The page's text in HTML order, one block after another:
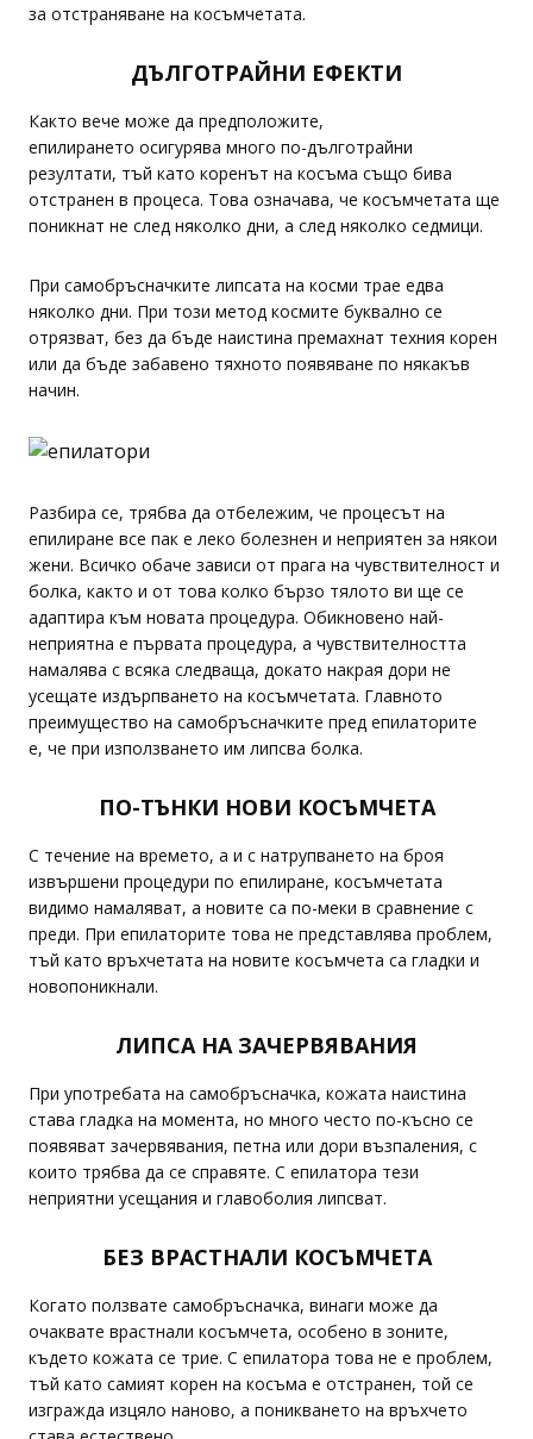
за отстраняване на косъмчетата.
ДЪЛГОТРАЙНИ ЕФЕКТИ
Както вече може да предположите,
епилирането осигурява много по-дълготрайни
резултати, тъй като коренът на косъма също бива
отстранен в процеса. Това означава, че косъмчетата ще
поникнат не след няколко дни, а след няколко седмици.
При самобръсначките липсата на косми трае едва
няколко дни. При този метод космите буквално се
отрязват, без да бъде наистина премахнат техния корен
или да бъде забавено тяхното появяване по някакъв
начин.
Разбира се, трябва да отбележим, че процесът на
епилиране все пак е леко болезнен и неприятен за някои
жени. Всичко обаче зависи от прага на чувствителност и
болка, както и от това колко бързо тялото ви ще се
адаптира към новата процедура. Обикновено най-
неприятна е първата процедура, а чувствителността
намалява с всяка следваща, докато накрая дори не
усещате издърпването на косъмчетата. Главното
преимущество на самобръсначките пред епилаторите
е, че при използването им липсва болка.
ПО-ТЪНКИ НОВИ КОСЪМЧЕТА
С течение на времето, а и с натрупването на броя
извършени процедури по епилиране, косъмчетата
видимо намаляват, а новите са по-меки в сравнение с
преди. При епилаторите това не представлява проблем,
тъй като връхчетата на новите косъмчета са гладки и
новопоникнали.
ЛИПСА НА ЗАЧЕРВЯВАНИЯ
При употребата на самобръсначка, кожата наистина
става гладка на момента, но много често по-късно се
появяват зачервявания, петна или дори възпаления, с
които трябва да се справяте. С епилатора тези
неприятни усещания и главоболия липсват.
БЕЗ ВРАСТНАЛИ КОСЪМЧЕТА
Когато ползвате самобръсначка, винаги може да
очаквате врастнали косъмчета, особено в зоните,
където кожата се трие. С епилатора това не е проблем,
тъй като самият корен на косъма е отстранен, той се
изгражда изцяло наново, а поникването на връхчето